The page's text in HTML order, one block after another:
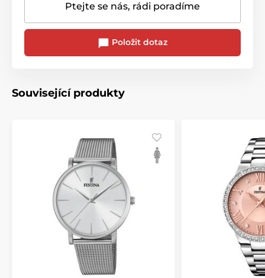
Ptejte se nás, rádi poradíme
Položit dotaz
Související produkty